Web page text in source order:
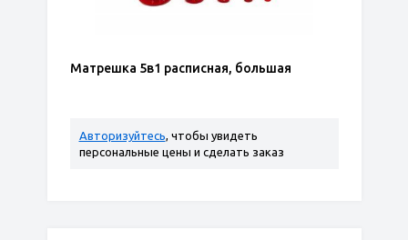
Матрешка 5в1 расписная, большая
Авторизуйтесь, чтобы увидеть
персональные цены и сделать заказ